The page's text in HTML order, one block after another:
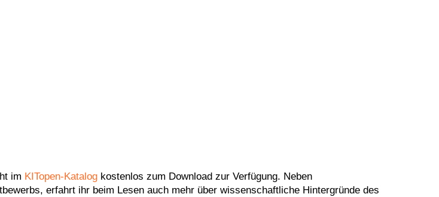
im KITopen-Katalog kostenlos zum Download zur Verfügung. Neben
erfahrt ihr beim Lesen auch mehr über wissenschaftliche Hintergründe des